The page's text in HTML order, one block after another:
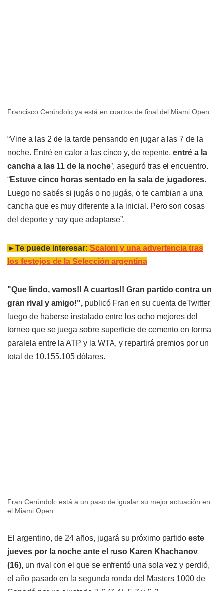
Francisco Cerúndolo ya está en cuartos de final del Miami Open
“Vine a las 2 de la tarde pensando en jugar a las 7 de la
noche. Entré en calor a las cinco y, de repente, entré a la
cancha a las 11 de la noche”, aseguró tras el encuentro.
“Estuve cinco horas sentado en la sala de jugadores.
Luego no sabés si jugás o no jugás, o te cambian a una
cancha que es muy diferente a la inicial. Pero son cosas
del deporte y hay que adaptarse”.
►Te puede interesar: Scaloni y una advertencia tras
los festejos de la Selección argentina
"Que lindo, vamos!! A cuartos!! Gran partido contra un
gran rival y amigo!", publicó Fran en su cuenta deTwitter
luego de haberse instalado entre los ocho mejores del
torneo que se juega sobre superficie de cemento en forma
paralela entre la ATP y la WTA, y repartirá premios por un
total de 10.155.105 dólares.
Fran Cerúndolo está a un paso de igualar su mejor actuación en
el Miami Open
El argentino, de 24 años, jugará su próximo partido este
jueves por la noche ante el ruso Karen Khachanov
(16), un rival con el que se enfrentó una sola vez y perdió,
el año pasado en la segunda ronda del Masters 1000 de